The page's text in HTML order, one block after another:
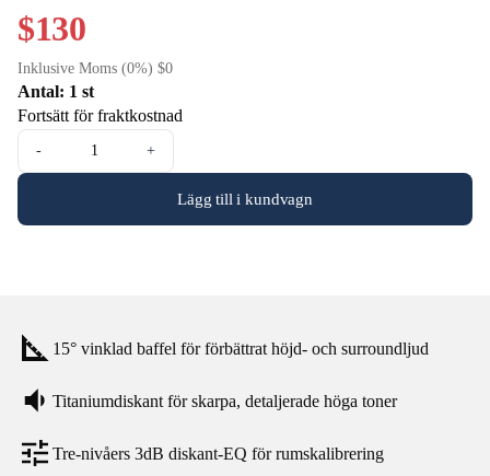
$130
Inklusive Moms (0%) $0
Antal: 1 st
Fortsätt för fraktkostnad
- +
Lägg till i kundvagn
15° vinklad baffel för förbättrat höjd- och surroundljud
Titaniumdiskant för skarpa, detaljerade höga toner
Tre-nivåers 3dB diskant-EQ för rumskalibrering